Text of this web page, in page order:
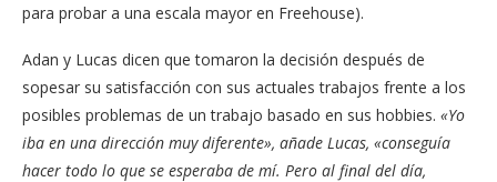
para probar a una escala mayor en Freehouse).
Adan y Lucas dicen que tomaron la decisión después de
sopesar su satisfacción con sus actuales trabajos frente a los
posibles problemas de un trabajo basado en sus hobbies. «Yo
iba en una dirección muy diferente», añade Lucas, «conseguía
hacer todo lo que se esperaba de mí. Pero al final del día,